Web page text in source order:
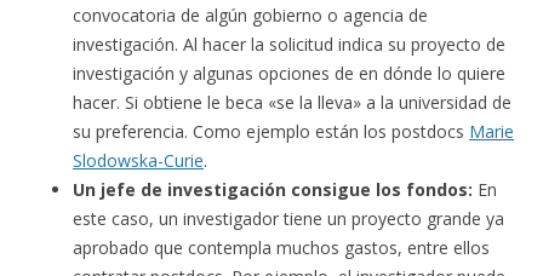
convocatoria de algún gobierno o agencia de
investigación. Al hacer la solicitud indica su proyecto de
investigación y algunas opciones de en dónde lo quiere
hacer. Si obtiene le beca «se la lleva» a la universidad de
su preferencia. Como ejemplo están los postdocs Marie
Slodowska-Curie.
Un jefe de investigación consigue los fondos: En
este caso, un investigador tiene un proyecto grande ya
aprobado que contempla muchos gastos, entre ellos